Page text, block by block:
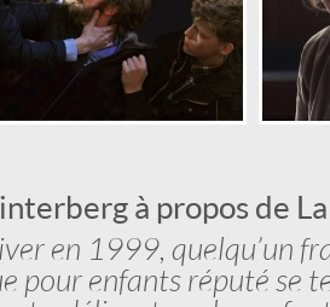
à propos de
en 1999, quelqu’un
pour enfants réputé se